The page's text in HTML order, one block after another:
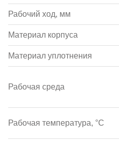
Рабочий ход, мм
Материал корпуса
Материал уплотнения
Рабочая среда
Рабочая температура, °С